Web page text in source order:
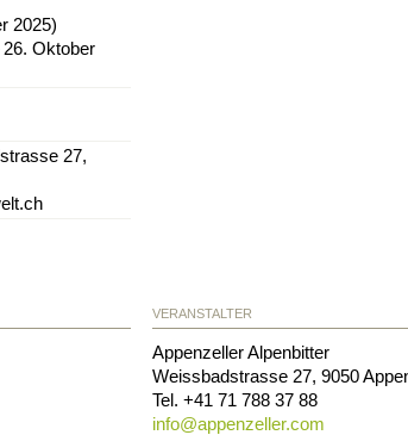
2025)
Oktober
27,
VERANSTALTER
Appenzeller Alpenbitter
Weissbadstrasse 27,9050
Tel.+41 71 788 37 88
info@appenzeller.com